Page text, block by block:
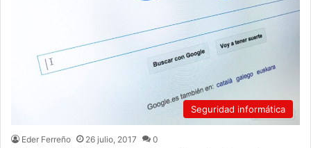
Seguridad informática
Eder Ferreño 26 julio, 2017 0